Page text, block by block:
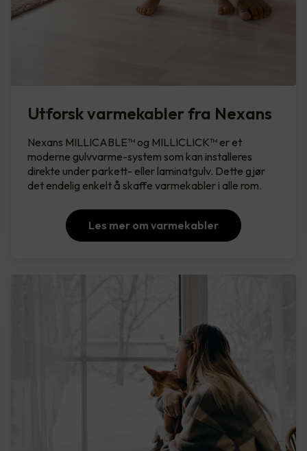
Utforsk varmekabler fra Nexans
Nexans MILLICABLE™ og MILLICLICK™ er et
moderne gulvvarme-system som kan installeres
direkte under parkett- eller laminatgulv. Dette gjør
det endelig enkelt å skaffe varmekabler i alle rom.
Les mer om varmekabler